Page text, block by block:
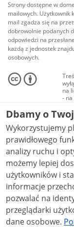
Strony dostępne w
mailowych. Użytkownik
mail zgadza się na
dobrowolnie podanych
odpowiedzi na
każdą z jednostek
osobowych.
na
- na
Dbamy o
Wykorzystujemy
prawidłowego
analizy ruchu i
możemy lepiej
użytkowników i stale
informacje
pozwalać na
przeglądarki
dane osobowe.